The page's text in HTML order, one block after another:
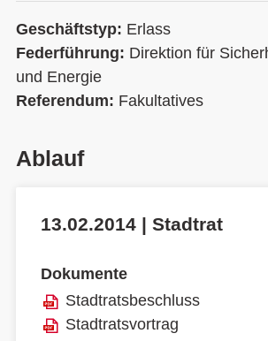
Geschäftstyp: Erlass
Federführung: Direktion für
und Energie
Referendum: Fakultatives
Ablauf
13.02.2014 | Stadtrat
Dokumente
Stadtratsbeschluss
Stadtratsvortrag